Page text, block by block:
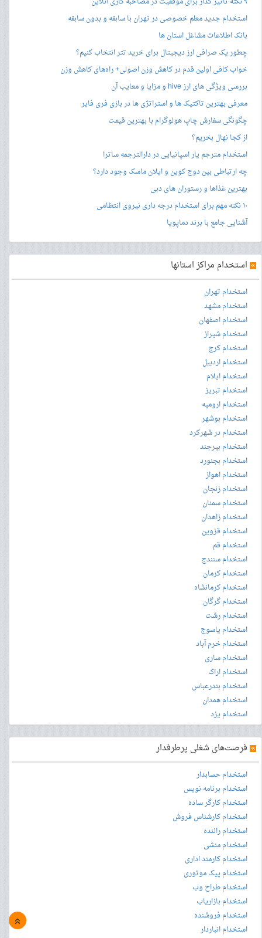
استخدام جدید معلم خصوصی در تهران با سابقه و بدون سابقه
بانک اطلاعات مشاغل استان ها
چطور یک صرافی ارز دیجیتال برای خرید تتر انتخاب کنیم؟
خواب کافی اولین قدم در کاهش وزن اصولی+ راه‌های کاهش وزن
بررسی ویژگی های ارز hive و مزایا و معایب آن
معرفی بهترین تاکتیک ها و استراتژی ها در بازی فری فایر
چگونگی سفارش چاپ هولوگرام با بهترین قیمت
از کجا نهال بخریم؟
استخدام مترجم یار اسپانیایی در دارالترجمه ساترا
چه ارتباطی بین دوج کوین و ایلان ماسک وجود دارد؟
بهترین غذاها و رستوران های دبی
۱۰ نکته مهم برای استخدام درجه داری نیروی انتظامی
آشنایی جامع با برند دماپویا
» استخدام مراکز استانها
استخدام تهران
استخدام مشهد
استخدام اصفهان
استخدام شیراز
استخدام کرج
استخدام اردبیل
استخدام ایلام
استخدام تبریز
استخدام ارومیه
استخدام بوشهر
استخدام در شهرکرد
استخدام بیرجند
استخدام بجنورد
استخدام اهواز
استخدام زنجان
استخدام سمنان
استخدام زاهدان
استخدام قزوین
استخدام قم
استخدام سنندج
استخدام کرمان
استخدام کرمانشاه
استخدام گرگان
استخدام رشت
استخدام یاسوج
استخدام خرم آباد
استخدام ساری
استخدام اراک
استخدام بندرعباس
استخدام همدان
استخدام یزد
» فرصت‌های شغلی پرطرفدار
استخدام حسابدار
استخدام برنامه نویس
استخدام کارگر ساده
استخدام کارشناس فروش
استخدام راننده
استخدام منشی
استخدام کارمند اداری
استخدام پیک موتوری
استخدام طراح وب
استخدام بازاریاب
استخدام فروشنده
استخدام انباردار
»